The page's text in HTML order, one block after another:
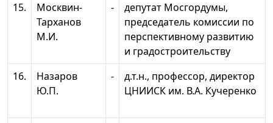
15.
Москвин-
Тарханов
М.И.
-
депутат Мосгордумы,
председатель комиссии по
перспективному развитию
и градостроительству
16.
Назаров
Ю.П.
-
д.т.н., профессор, директор
ЦНИИСК им. В.А. Кучеренко